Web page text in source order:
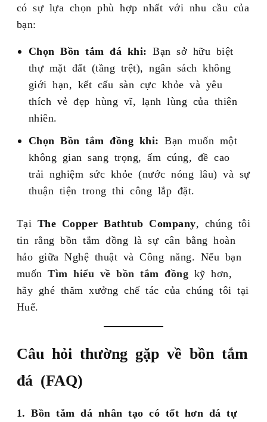
có sự lựa chọn phù hợp nhất với nhu cầu của
bạn:
Chọn Bồn tắm đá khi: Bạn sở hữu biệt
thự mặt đất (tầng trệt), ngân sách không
giới hạn, kết cấu sàn cực khỏe và yêu
thích vẻ đẹp hùng vĩ, lạnh lùng của thiên
nhiên.
Chọn Bồn tắm đồng khi: Bạn muốn một
không gian sang trọng, ấm cúng, đề cao
trải nghiệm sức khỏe (nước nóng lâu) và sự
thuận tiện trong thi công lắp đặt.
Tại The Copper Bathtub Company , chúng tôi
tin rằng bồn tắm đồng là sự cân bằng hoàn
hảo giữa Nghệ thuật và Công năng. Nếu bạn
muốnTìm hiểu về bồn tắm đồng kỹ hơn,
hãy ghé thăm xưởng chế tác của chúng tôi tại
Huế.
Câu hỏi thường gặp về bồn tắm
đá (FAQ)
1. Bồn tắm đá nhân tạo có tốt hơn đá tự